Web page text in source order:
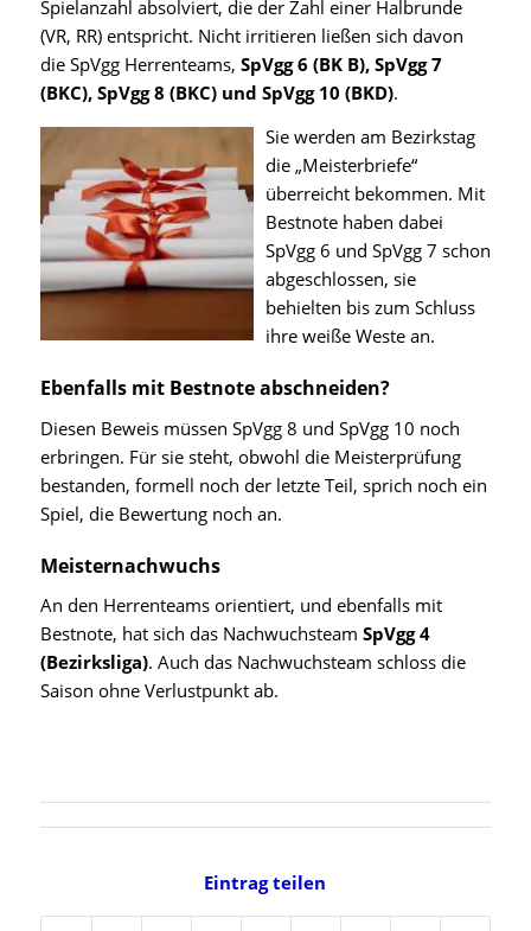
Spielanzahl absolviert, die der Zahl einer Halbrunde
(VR, RR) entspricht. Nicht irritieren ließen sich davon
die SpVgg Herrenteams, SpVgg 6 (BK B), SpVgg 7
(BKC), SpVgg 8 (BKC) und SpVgg 10 (BKD).
Sie werden am Bezirkstag
die „Meisterbriefe“
überreicht bekommen. Mit
Bestnote haben dabei
SpVgg 6 und SpVgg 7 schon
abgeschlossen, sie
behielten bis zum Schluss
ihre weiße Weste an.
Ebenfalls mit Bestnote abschneiden?
Diesen Beweis müssen SpVgg 8 und SpVgg 10 noch
erbringen. Für sie steht, obwohl die Meisterprüfung
bestanden, formell noch der letzte Teil, sprich noch ein
Spiel, die Bewertung noch an.
Meisternachwuchs
An den Herrenteams orientiert, und ebenfalls mit
Bestnote, hat sich das Nachwuchsteam SpVgg 4
(Bezirksliga). Auch das Nachwuchsteam schloss die
Saison ohne Verlustpunkt ab.
Eintrag teilen